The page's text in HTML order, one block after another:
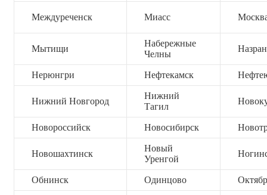
Междуреченск Миасс
Мытищи
Набережные
Челны
Нерюнгри Нефтекамск
Нижний Новгород
Нижний
Тагил
Новороссийск Новосибирск
Новошахтинск
Новый
Уренгой
Обнинск Одинцово